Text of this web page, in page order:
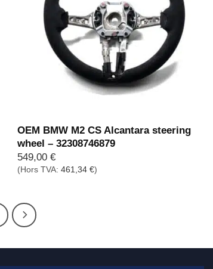
OEM BMW M2 CS Alcantara steering
wheel – 32308746879
549,00€
(Hors TVA:461,34€)